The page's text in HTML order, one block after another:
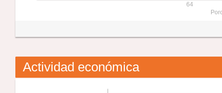
64
Actividad económica